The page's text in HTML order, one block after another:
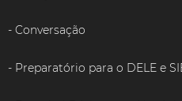
Conversação
Preparatório para o DELE e